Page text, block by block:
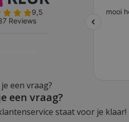
een vraag?
staat voor je